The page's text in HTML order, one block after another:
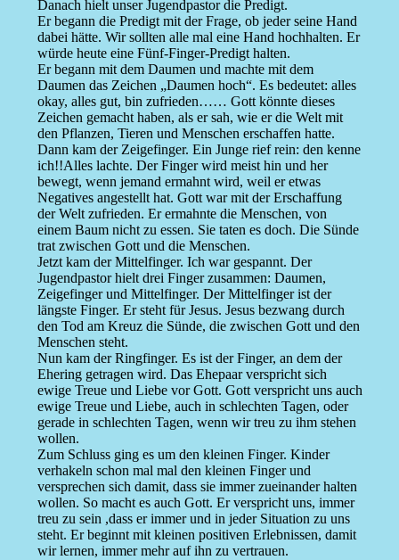
Danach hielt unser Jugendpastor die Predigt.
Er begann die Predigt mit der Frage, ob jeder seine Hand
dabei hätte. Wir sollten alle mal eine Hand hochhalten. Er
würde heute eine Fünf-Finger-Predigt halten.
Er begann mit dem Daumen und machte mit dem
Daumen das Zeichen „Daumen hoch“. Es bedeutet: alles
okay, alles gut, bin zufrieden…… Gott könnte dieses
Zeichen gemacht haben, als er sah, wie er die Welt mit
den Pflanzen, Tieren und Menschen erschaffen hatte.
Dann kam der Zeigefinger. Ein Junge rief rein: den kenne
ich!!Alles lachte. Der Finger wird meist hin und her
bewegt, wenn jemand ermahnt wird, weil er etwas
Negatives angestellt hat. Gott war mit der Erschaffung
der Welt zufrieden. Er ermahnte die Menschen, von
einem Baum nicht zu essen. Sie taten es doch. Die Sünde
trat zwischen Gott und die Menschen.
Jetzt kam der Mittelfinger. Ich war gespannt. Der
Jugendpastor hielt drei Finger zusammen: Daumen,
Zeigefinger und Mittelfinger. Der Mittelfinger ist der
längste Finger. Er steht für Jesus. Jesus bezwang durch
den Tod am Kreuz die Sünde, die zwischen Gott und den
Menschen steht.
Nun kam der Ringfinger. Es ist der Finger, an dem der
Ehering getragen wird. Das Ehepaar verspricht sich
ewige Treue und Liebe vor Gott. Gott verspricht uns auch
ewige Treue und Liebe, auch in schlechten Tagen, oder
gerade in schlechten Tagen, wenn wir treu zu ihm stehen
wollen.
Zum Schluss ging es um den kleinen Finger. Kinder
verhakeln schon mal mal den kleinen Finger und
versprechen sich damit, dass sie immer zueinander halten
wollen. So macht es auch Gott. Er verspricht uns, immer
treu zu sein ,dass er immer und in jeder Situation zu uns
steht. Er beginnt mit kleinen positiven Erlebnissen, damit
wir lernen, immer mehr auf ihn zu vertrauen.